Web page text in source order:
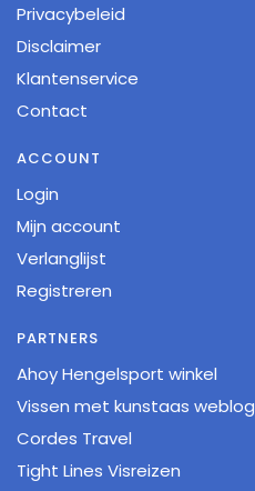
Privacybeleid
Disclaimer
Klantenservice
Contact
ACCOUNT
Login
Mijn account
Verlanglijst
Registreren
PARTNERS
Ahoy Hengelsport winkel
Vissen met kunstaas weblog
Cordes Travel
Tight Lines Visreizen